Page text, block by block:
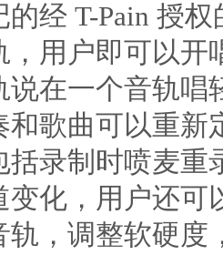
的经 T-Pain 授
，用户即可以开
说在一个音轨唱
和歌曲可以重新
括录制时喷麦重
变化，用户还可
轨，调整软硬度